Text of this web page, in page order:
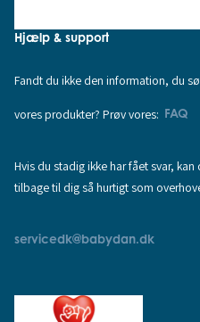
Hjælp & support
Fandt du ikke den information, du
vores produkter? Prøv vores: FAQ
Hvis du stadig ikke har fået svar,
tilbage til dig så hurtigt som
servicedk@babydan.dk